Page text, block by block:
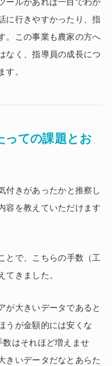
ールがあれば一目でわか
に行きやすかったり、指
。この事業も農家の方へ
なく、指導員の成長につ
す。
っての課題とお
付きがあったかと推察し
容を教えていただけます
とで、こちらの手数（工
てきました。
が大きいデータであると
うが金額的には安くな
はそれほど増えませ
きいデータだなとあらた